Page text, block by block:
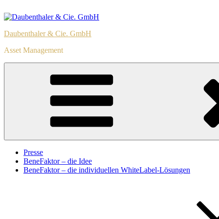
Inhalt
Daubenthaler & Cie. GmbH
Asset Management
Presse
BeneFaktor – die Idee
BeneFaktor – die individuellen WhiteLabel-Lösungen